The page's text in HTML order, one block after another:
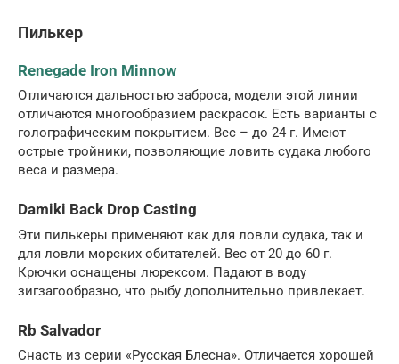
Пилькер
Renegade Iron Minnow
Отличаются дальностью заброса, модели этой линии
отличаются многообразием раскрасок. Есть варианты с
голографическим покрытием. Вес – до 24 г. Имеют
острые тройники, позволяющие ловить судака любого
веса и размера.
Damiki Back Drop Casting
Эти пилькеры применяют как для ловли судака, так и
для ловли морских обитателей. Вес от 20 до 60 г.
Крючки оснащены люрексом. Падают в воду
зигзагообразно, что рыбу дополнительно привлекает.
Rb Salvador
Снасть из серии «Русская Блесна». Отличается хорошей